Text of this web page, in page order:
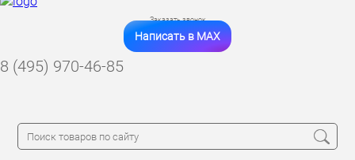
Заказать звонок
Написать в MAX
8 (495) 970-46-85